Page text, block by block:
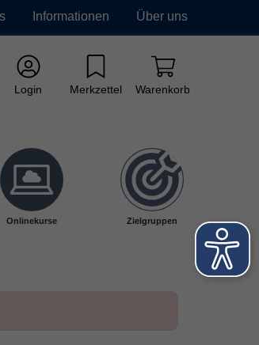
Informationen Über uns
Login Merkzettel Warenkorb
Onlinekurse Zielgruppen